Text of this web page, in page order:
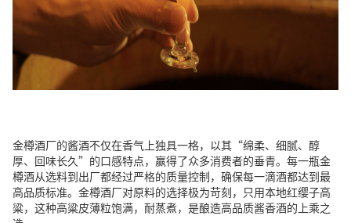
金樽酒厂的酱酒不仅在香气上独具一格，以其“绵柔、细腻、醇
厚、回味长久”的口感特点，赢得了众多消费者的垂青。每一瓶金
樽酒从选料到出厂都经过严格的质量控制，确保每一滴酒都达到最
高品质标准。金樽酒厂对原料的选择极为苛刻，只用本地红缨子高
粱，这种高粱皮薄粒饱满，耐蒸煮，是酿造高品质酱香酒的上乘之